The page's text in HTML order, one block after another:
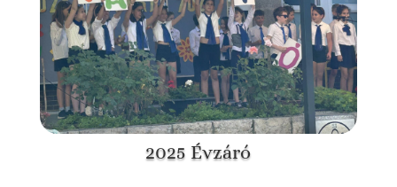
2025 Évzáró